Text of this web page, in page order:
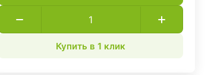
Купить в 1 клик